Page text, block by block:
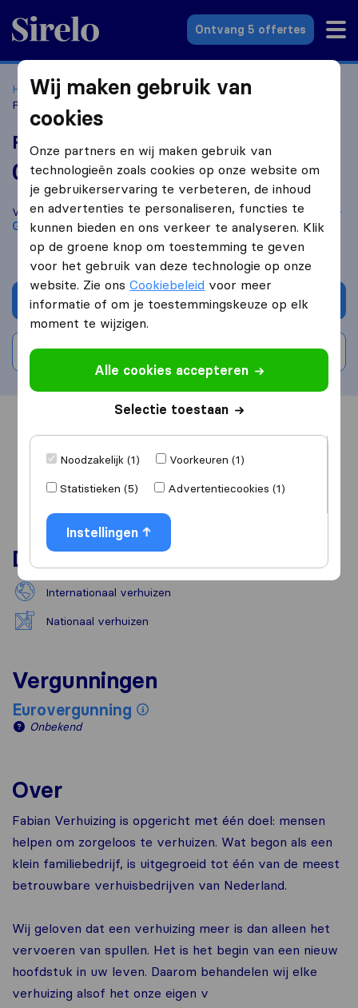
Sirelo.nl
Ontvang 5 offertes
Home Verhuisbedrijven
Verhuisbedrijven 's-Gravenhage
Fabian Verhuizing
Fabian Verhuizing
0,0 gebaseerd op0
Sirelo en Google reviews
i
Vergelijk Fabian Verhuizing met andereverhuisbedrijven
's-
Gravenhage
Vraag offerte aan
Schrijf beoordeling
Diensten
Internationaal verhuizen
Nationaal verhuizen
Vergunningen
Eurovergunning
Onbekend
Over
Fabian Verhuizing is opgericht met één doel: mensen
helpen om zorgeloos te verhuizen. Wat begon als een
klein familiebedrijf, is uitgegroeid tot één van de meest
betrouwbare verhuisbedrijven van Nederland.
Wij geloven dat een verhuizing meer is dan alleen het
vervoeren van spullen. Het is het begin van een nieuw
hoofdstuk in uw leven. Daarom behandelen wij elke
verhuizing alsof het onze eigen v
Wij maken gebruik van
cookies
Onze partners en wij maken gebruik van
technologieën zoals cookies op onze website om
je gebruikerservaring te verbeteren, de inhoud
en advertenties te personaliseren, functies te
kunnen bieden en ons verkeer te analyseren. Klik
op de groene knop om toestemming te geven
voor het gebruik van deze technologie op onze
website. Zie onsCookiebeleid voor meer
informatie of om je toestemmingskeuze op elk
moment te wijzigen.
Alle cookies accepteren
Selectie toestaan
Noodzakelijk (1)
Voorkeuren (1)
Statistieken (5)
Advertentiecookies (1)
Instellingen